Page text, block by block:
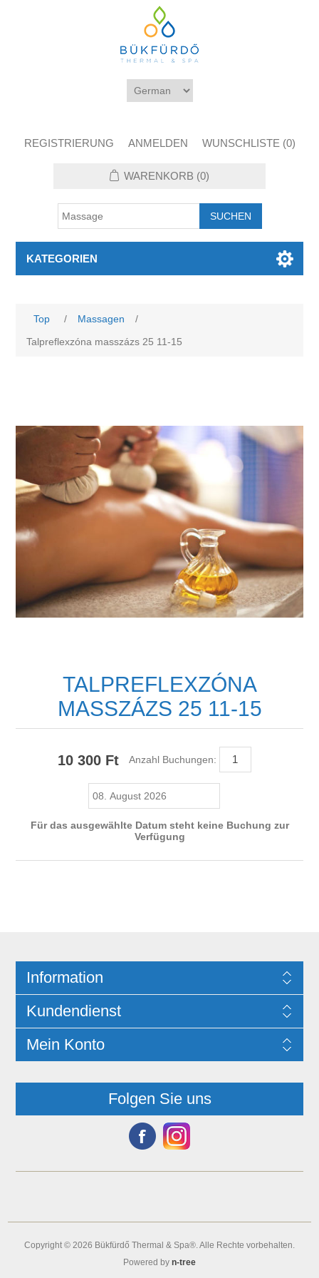
REGISTRIERUNG ANMELDEN WUNSCHLISTE (0)
WARENKORB (0)
KATEGORIEN
Top / Massagen
/
Talpreflexzóna masszázs 25 11-15
TALPREFLEXZÓNA
MASSZÁZS 25 11-15
10 300 Ft Anzahl Buchungen:
Für das ausgewählte Datum steht keine Buchung zur
Verfügung
Information
Kundendienst
Mein Konto
Folgen Sie uns
Copyright © 2026 Bükfürdő Thermal & Spa®. Alle Rechte vorbehalten.
Powered by n-tree